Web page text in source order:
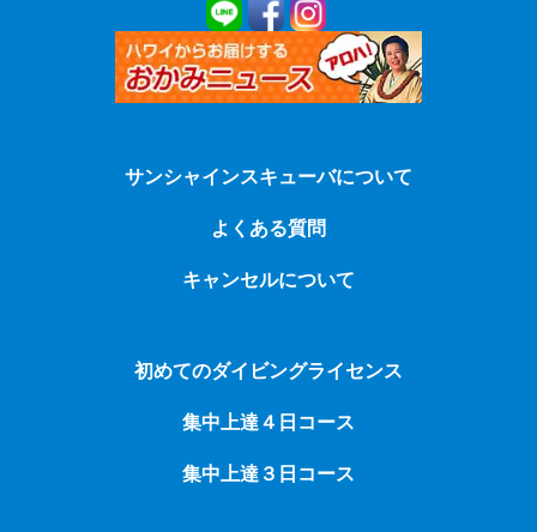
サンシャインスキューバについて
よくある質問
キャンセルについて
初めてのダイビングライセンス
集中上達４日コース
集中上達３日コース